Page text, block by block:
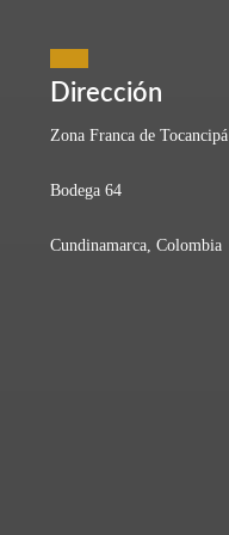
en Colombia, la imagen
Dirección
Zona Franca de Tocancipá
Bodega 64
Cundinamarca, Colombia